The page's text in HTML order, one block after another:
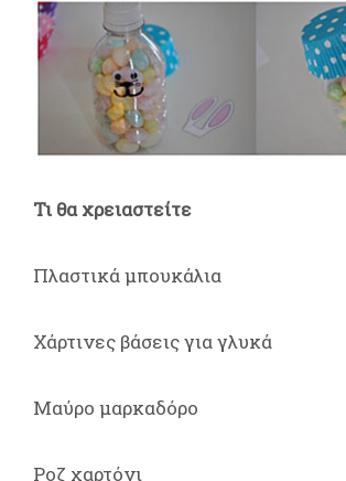
Τι θα χρειαστείτε
Πλαστικά μπουκάλια
Χάρτινες βάσεις για γλυκά
Μαύρο μαρκαδόρο
Ροζ χαρτόνι